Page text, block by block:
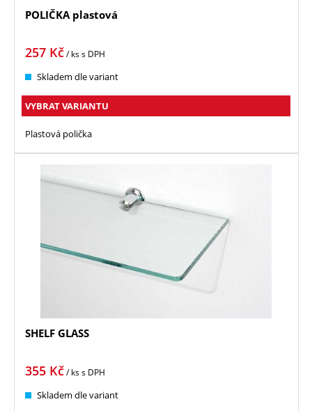
POLIČKA plastová
257 Kč/ kss DPH
Skladem dle variant
VYBRAT VARIANTU
Plastová polička
SHELF GLASS
355 Kč/ kss DPH
Skladem dle variant